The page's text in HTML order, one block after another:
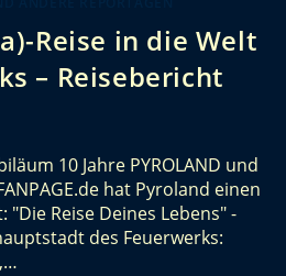
Reise in die Welt
– Reisebericht
10 Jahre PYROLAND und
hat Pyroland einen
Reise Deines Lebens" -
des Feuerwerks: